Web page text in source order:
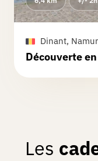
Dinant, Namur
Découverte
Les